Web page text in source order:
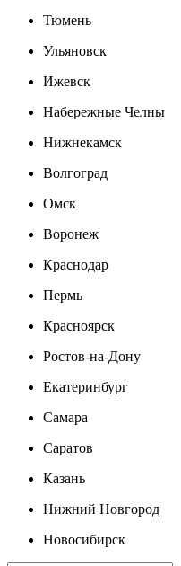
Тюмень
Ульяновск
Ижевск
Набережные Челны
Нижнекамск
Волгоград
Омск
Воронеж
Краснодар
Пермь
Красноярск
Ростов-на-Дону
Екатеринбург
Самара
Саратов
Казань
Нижний Новгород
Новосибирск